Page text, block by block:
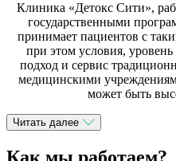
Клиника «Детокс Сити»,
государственными
принимает пациентов с
при этом условия,
подход и сервис
медицинскими
может быть
Читать далее